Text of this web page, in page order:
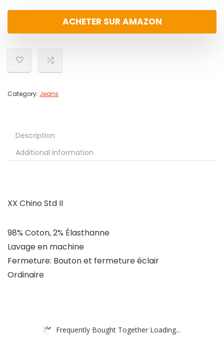
ACHETER SUR AMAZON
Category: Jeans
Description
Additional information
XX Chino Std II
98% Coton, 2% Élasthanne
Lavage en machine
Fermeture: Bouton et fermeture éclair
Ordinaire
Frequently Bought Together Loading...